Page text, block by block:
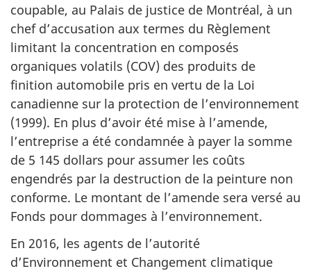
coupable, au Palais de justice de Montréal, à un
chef d’accusation aux termes du Règlement
limitant la concentration en composés
organiques volatils (COV) des produits de
finition automobile pris en vertu de la Loi
canadienne sur la protection de l’environnement
(1999). En plus d’avoir été mise à l’amende,
l’entreprise a été condamnée à payer la somme
de 5 145 dollars pour assumer les coûts
engendrés par la destruction de la peinture non
conforme. Le montant de l’amende sera versé au
Fonds pour dommages à l’environnement.
En 2016, les agents de l’autorité
d’Environnement et Changement climatique